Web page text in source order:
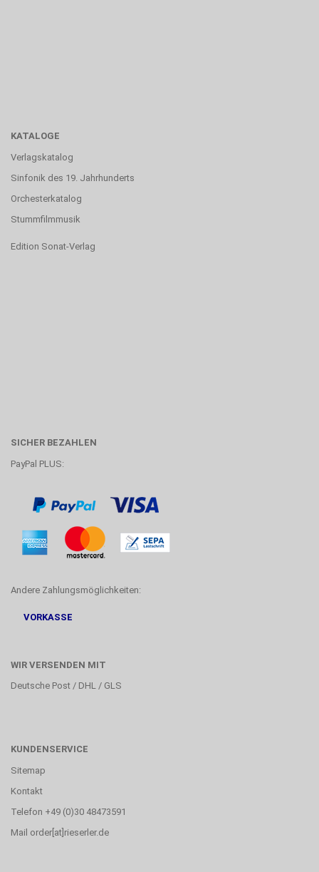
KATALOGE
Verlagskatalog
Sinfonik des 19. Jahrhunderts
Orchesterkatalog
Stummfilmmusik
Edition Sonat-Verlag
SICHER BEZAHLEN
PayPal PLUS:
Andere Zahlungsmöglichkeiten:
VORKASSE
WIR VERSENDEN MIT
Deutsche Post / DHL / GLS
KUNDENSERVICE
Sitemap
Kontakt
Telefon +49 (0)30 48473591
Mail order[at]rieserler.de